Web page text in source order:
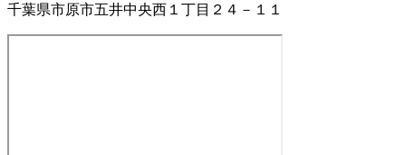
千葉県市原市五井中央西１丁目２４－１１